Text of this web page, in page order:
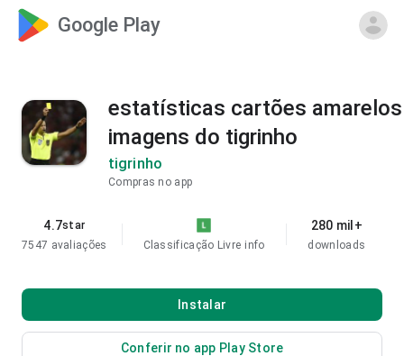
Google Play
estatísticas cartões amarelos
imagens do tigrinho
tigrinho
Compras no app
4.7star
7547 avaliações
Classificação Livre info
280 mil+
downloads
Instalar
Conferir no app Play Store